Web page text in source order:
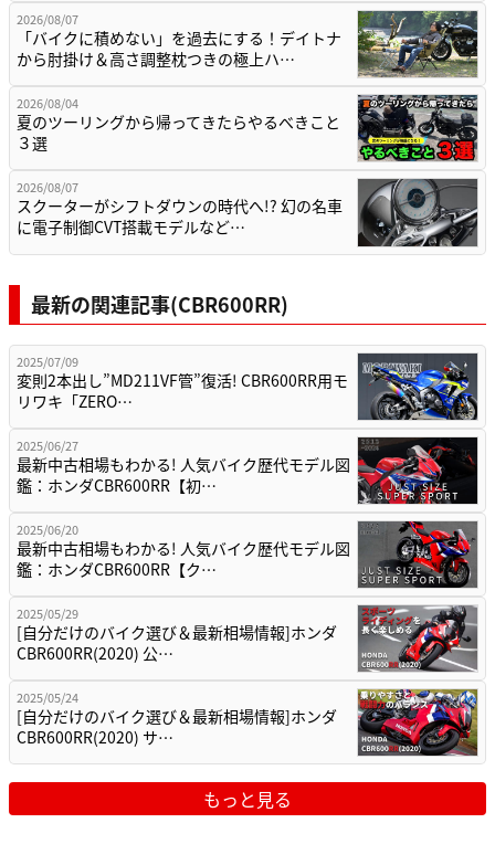
2026/08/07
「バイクに積めない」を過去にする！デイトナ
から肘掛け＆高さ調整枕つきの極上ハ…
2026/08/04
夏のツーリングから帰ってきたらやるべきこと
３選
2026/08/07
スクーターがシフトダウンの時代へ!? 幻の名車
に電子制御CVT搭載モデルなど…
最新の関連記事(CBR600RR)
2025/07/09
変則2本出し”MD211VF管”復活! CBR600RR用モ
リワキ「ZERO…
2025/06/27
最新中古相場もわかる! 人気バイク歴代モデル図
鑑：ホンダCBR600RR【初…
2025/06/20
最新中古相場もわかる! 人気バイク歴代モデル図
鑑：ホンダCBR600RR【ク…
2025/05/29
[自分だけのバイク選び＆最新相場情報]ホンダ
CBR600RR(2020) 公…
2025/05/24
[自分だけのバイク選び＆最新相場情報]ホンダ
CBR600RR(2020) サ…
もっと見る